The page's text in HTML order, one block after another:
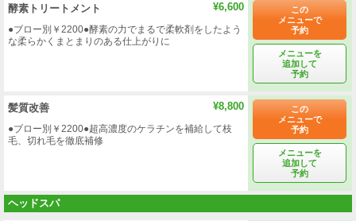
酵素トリートメント ¥6,600
●ブロー別￥2200●酵素の力でまるで柔軟剤をしたよう
な柔らかくまとまりのある仕上がりに
この
メニューで
予約
メニューを
追加して
予約
髪質改善 ¥8,800
●ブロー別￥2200●超高濃度のケラチンを補給して枝
毛、切れ毛を徹底補修
この
メニューで
予約
メニューを
追加して
予約
ヘッドスパ